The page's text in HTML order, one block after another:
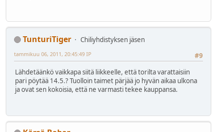
TunturiTiger
Chiliyhdistyksen jäsen
#9
tammikuu 06, 2011, 20:45:49 IP
Lähdetäänkö vaikkapa siitä liikkeelle, että torilta varattaisiin
pari pöytää 14.5.? Tuolloin taimet pärjää jo hyvän aikaa ulkona
ja ovat sen kokoisia, että ne varmasti tekee kauppansa.